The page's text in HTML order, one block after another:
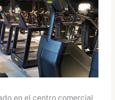
en el centro comercial